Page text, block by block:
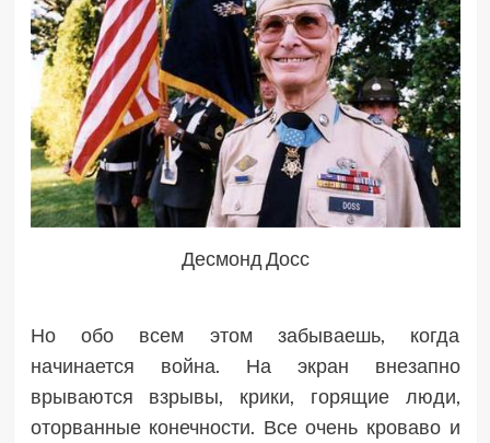
Десмонд Досс
Но обо всем этом забываешь, когда
начинается война. На экран внезапно
врываются взрывы, крики, горящие люди,
оторванные конечности. Все очень кроваво и